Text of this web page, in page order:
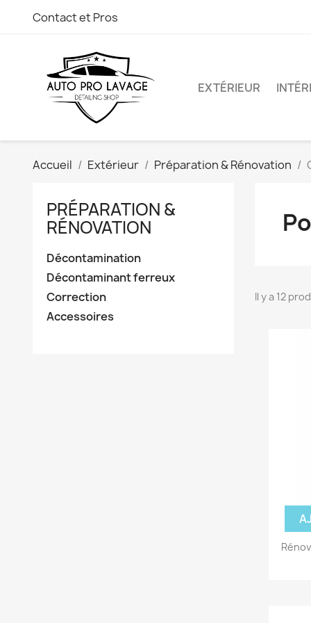
Contact et Pros
EXTÉRIEUR
Accueil Extérieur Préparation & Rénovation
PRÉPARATION &
RÉNOVATION
Décontamination
Décontaminant ferreux
Correction
Accessoires
Il y a 12